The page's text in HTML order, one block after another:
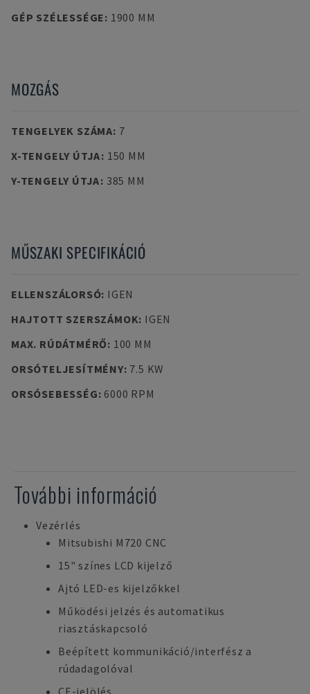
GÉP SZÉLESSÉGE: 1900 MM
MOZGÁS
TENGELYEK SZÁMA: 7
X-TENGELY ÚTJA: 150 MM
Y-TENGELY ÚTJA: 385 MM
MŰSZAKI SPECIFIKÁCIÓ
ELLENSZÁLORSÓ: IGEN
HAJTOTT SZERSZÁMOK: IGEN
MAX. RÚDÁTMÉRŐ: 100 MM
ORSÓTELJESÍTMÉNY: 7.5 KW
ORSÓSEBESSÉG: 6000 RPM
További információ
Vezérlés
Mitsubishi M720 CNC
15" színes LCD kijelző
Ajtó LED-es kijelzőkkel
Működési jelzés és automatikus
riasztáskapcsoló
Beépített kommunikáció/interfész a
rúdadagolóval
CE-jelölés